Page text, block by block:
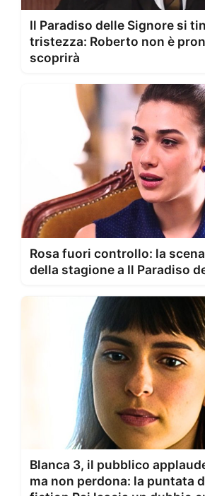
Il Paradiso delle Signore si
tristezza: Roberto non è
scoprirà
Rosa fuori controllo: la
della stagione a Il Paradiso
Blanca 3, il pubblico
ma non perdona: la puntata